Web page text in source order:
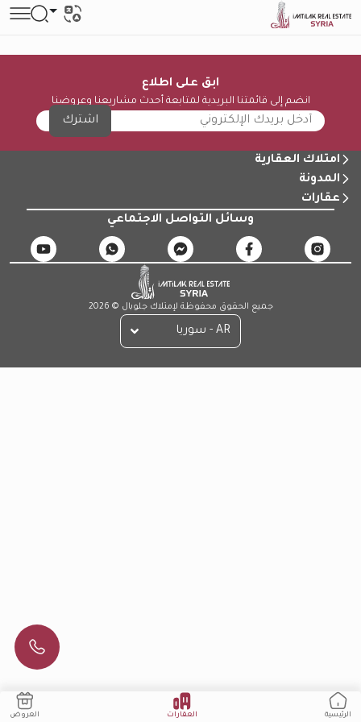
الرئيسية العقارات العروض
ابق على اطلاع
انضم إلى قائمتنا البريدية لمتابعة أحدث مشاريعنا وعروضنا
اشترك
امتلاك العقارية
المدونة
عقارات
وسائل التواصل الاجتماعي
جميع الحقوق محفوظة لإمتلاك جلوبال © 2026
AR - سوريا